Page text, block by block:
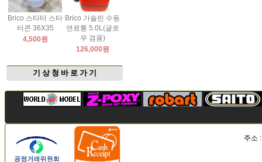
Brico 스타터 스타
터콘 36X35
4,500원
Brico 가솔린 수동
연료통 5.0L(글로
우 겸용)
126,000원
기 상 청 바 로 가 기
주소